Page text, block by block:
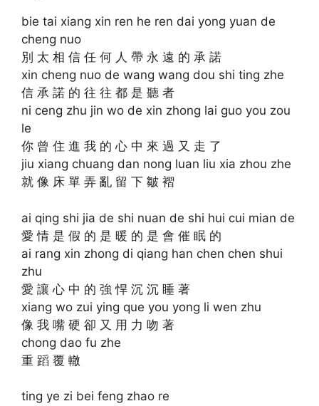
bie tai xiang xin ren he ren dai yong yuan de
cheng nuo
別 太 相 信 任 何 人 帶 永 遠 的 承 諾
xin cheng nuo de wang wang dou shi ting zhe
信 承 諾 的 往 往 都 是 聽 者
ni ceng zhu jin wo de xin zhong lai guo you zou
le
你 曾 住 進 我 的 心 中 來 過 又 走 了
jiu xiang chuang dan nong luan liu xia zhou zhe
就 像 床 單 弄 亂 留 下 皺 褶
ai qing shi jia de shi nuan de shi hui cui mian de
愛 情 是 假 的 是 暖 的 是 會 催 眠 的
ai rang xin zhong di qiang han chen chen shui
zhu
愛 讓 心 中 的 強 悍 沉 沉 睡 著
xiang wo zui ying que you yong li wen zhu
像 我 嘴 硬 卻 又 用 力 吻 著
chong dao fu zhe
重 蹈 覆 轍
ting ye zi bei feng zhao re